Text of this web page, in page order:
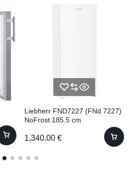
Liebherr FND7227 (FNd 7227)
NoFrost 185.5 cm
1,340.00 €